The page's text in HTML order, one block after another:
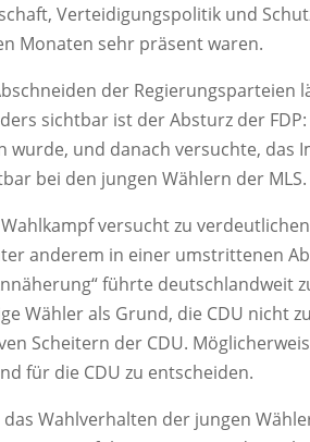
Verteidigungspolitik und
Monaten sehr präsent waren.
der
sichtbar ist der Absturz der
wurde, und danach versuchte, das
bei den jungen Wählern der MLS.
versucht zu
anderem in einer umstrittenen
führte deutschlandweit
Wähler als Grund, die CDU nicht
Scheitern der CDU.
für die CDU zu entscheiden.
Wahlverhalten der jungen